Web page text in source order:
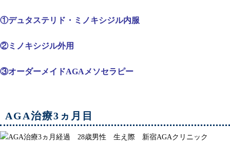
①デュタステリド・ミノキシジル内服
②ミノキシジル外用
③オーダーメイドAGAメソセラピー
AGA治療3ヵ月目